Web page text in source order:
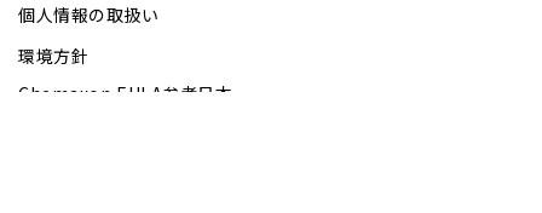
個人情報の取扱い
環境方針
Chemaxon EULA参考日本